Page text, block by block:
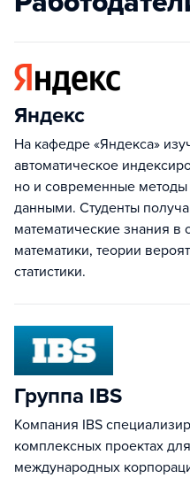
Яндекс
На кафедре «Яндекса»
автоматическое
но и современные
данными. Студенты
математические знания в
математики, теории
статистики.
Группа IBS
Компания IBS
комплексных проектах
международных